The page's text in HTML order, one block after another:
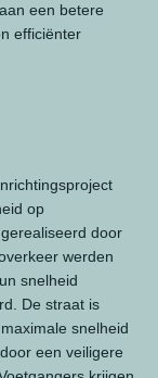
een betere
efficiënter
op
door
werden
snelheid
De straat is
snelheid
een veiligere